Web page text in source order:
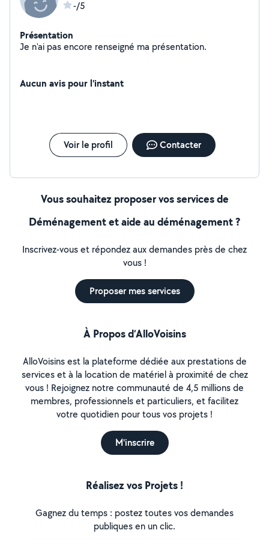
-/5
Présentation
Je n'ai pas encore renseigné ma présentation.
Aucun avis pour l'instant
Voir le profil Contacter
Vous souhaitez proposer vos services de
Déménagement et aide au déménagement ?
Inscrivez-vous et répondez aux demandes près de chez
vous !
Proposer mes services
À Propos d’AlloVoisins
AlloVoisins est la plateforme dédiée aux prestations de
services et à la location de matériel à proximité de chez
vous ! Rejoignez notre communauté de 4,5 millions de
membres, professionnels et particuliers, et facilitez
votre quotidien pour tous vos projets !
M'inscrire
Réalisez vos Projets !
Gagnez du temps : postez toutes vos demandes
publiques en un clic.